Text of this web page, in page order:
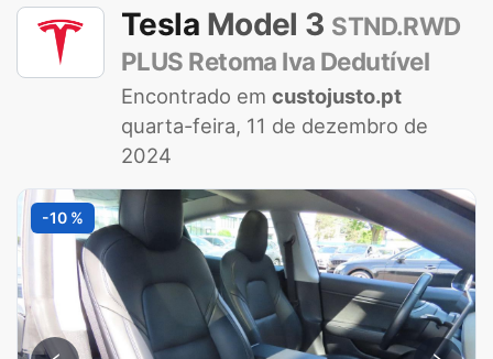
Tesla Model 3 STND.RWD
PLUS Retoma Iva Dedutível
Encontrado em custojusto.pt
quarta-feira, 11 de dezembro de
2024
-10 %